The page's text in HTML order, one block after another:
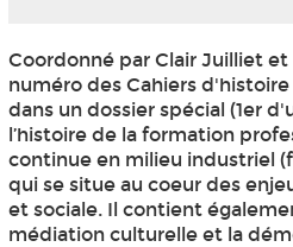
Coordonné par Clair Juilliet
numéro des Cahiers
dans un dossier spécial (1er
l’histoire de la formation
continue en milieu industriel
qui se situe au coeur des
et sociale. Il contient
médiation culturelle et la